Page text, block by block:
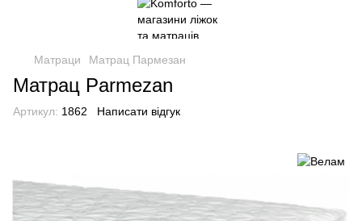
Матраци Матрац Пармезан
Матрац Parmezan
Артикул: 1862 Написати відгук